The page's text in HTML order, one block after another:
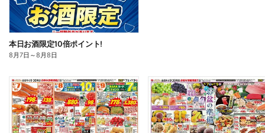
本日お酒限定10倍ポイント!
8月7日 ～8月8日